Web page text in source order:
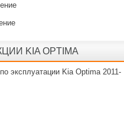
KIA OPTIMA
эксплуатации Kia Optima 2011-